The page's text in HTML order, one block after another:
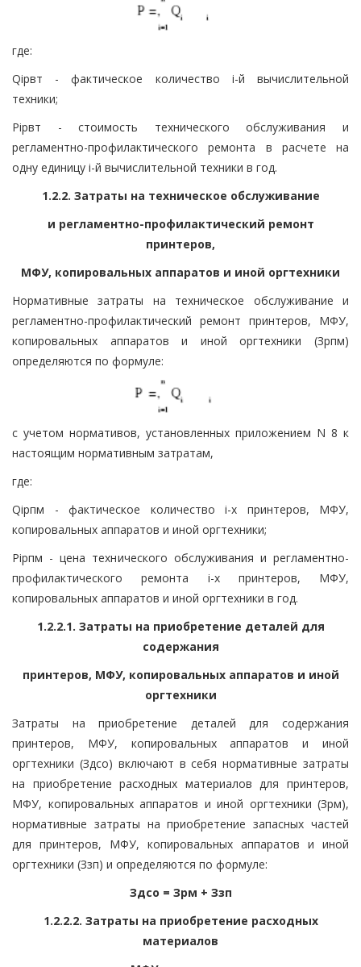
где:
Qiрвт - фактическое количество i-й вычислительной
техники;
Piрвт - стоимость технического обслуживания и
регламентно-профилактического ремонта в расчете на
одну единицу i-й вычислительной техники в год.
1.2.2. Затраты на техническое обслуживание
и регламентно-профилактический ремонт
принтеров,
МФУ, копировальных аппаратов и иной оргтехники
Нормативные затраты на техническое обслуживание и
регламентно-профилактический ремонт принтеров, МФУ,
копировальных аппаратов и иной оргтехники (Зрпм)
определяются по формуле:
с учетом нормативов, установленных приложением N 8 к
настоящим нормативным затратам,
где:
Qiрпм - фактическое количество i-х принтеров, МФУ,
копировальных аппаратов и иной оргтехники;
Piрпм - цена технического обслуживания и регламентно-
профилактического ремонта i-х принтеров, МФУ,
копировальных аппаратов и иной оргтехники в год.
1.2.2.1. Затраты на приобретение деталей для
содержания
принтеров, МФУ, копировальных аппаратов и иной
оргтехники
Затраты на приобретение деталей для содержания
принтеров, МФУ, копировальных аппаратов и иной
оргтехники (Здсо) включают в себя нормативные затраты
на приобретение расходных материалов для принтеров,
МФУ, копировальных аппаратов и иной оргтехники (Зрм),
нормативные затраты на приобретение запасных частей
для принтеров, МФУ, копировальных аппаратов и иной
оргтехники (Ззп) и определяются по формуле:
Здсо = Зрм + Ззп
1.2.2.2. Затраты на приобретение расходных
материалов